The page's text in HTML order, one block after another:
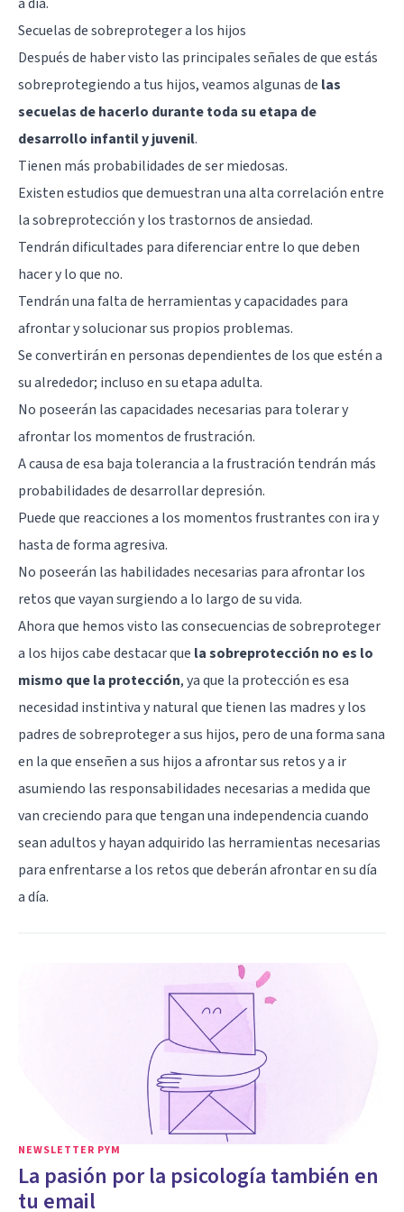
Secuelas de sobreproteger a los hijos
Después de haber visto las principales señales de que estás
sobreprotegiendo a tus hijos, veamos algunas de las
secuelas de hacerlo durante toda su etapa de
desarrollo infantil y juvenil.
Tienen más probabilidades de ser miedosas.
Existen estudios que demuestran una alta correlación entre
la sobreprotección y los trastornos de ansiedad.
Tendrán dificultades para diferenciar entre lo que deben
hacer y lo que no.
Tendrán una falta de herramientas y capacidades para
afrontar y solucionar sus propios problemas.
Se convertirán en personas dependientes de los que estén a
su alrededor; incluso en su etapa adulta.
No poseerán las capacidades necesarias para tolerar y
afrontar los momentos de frustración.
A causa de esa baja tolerancia a la frustración tendrán más
probabilidades de desarrollar depresión.
Puede que reacciones a los momentos frustrantes con ira y
hasta de forma agresiva.
No poseerán las habilidades necesarias para afrontar los
retos que vayan surgiendo a lo largo de su vida.
Ahora que hemos visto las consecuencias de sobreproteger
a los hijos cabe destacar que la sobreprotección no es lo
mismo que la protección, ya que la protección es esa
necesidad instintiva y natural que tienen las madres y los
padres de sobreproteger a sus hijos, pero de una forma sana
en la que enseñen a sus hijos a afrontar sus retos y a ir
asumiendo las responsabilidades necesarias a medida que
van creciendo para que tengan una independencia cuando
sean adultos y hayan adquirido las herramientas necesarias
para enfrentarse a los retos que deberán afrontar en su día
a día.
NEWSLETTER PYM
La pasión por la psicología también en
tu email